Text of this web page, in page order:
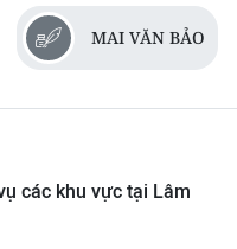
MAI VĂN BẢO
các khu vực tại Lâm